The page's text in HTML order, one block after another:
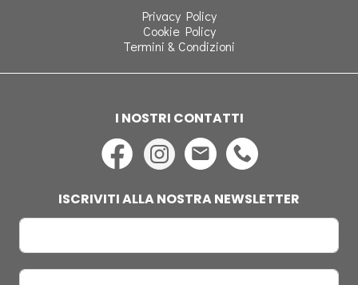
Privacy Policy
Cookie Policy
Termini & Condizioni
I NOSTRI CONTATTI
ISCRIVITI ALLA NOSTRA NEWSLETTER